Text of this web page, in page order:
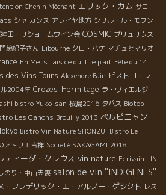
Chenin Méchant エリック・カム サロ
シャ カンヌ アレイヤ地方 シリル・ル・モワン
田・リショームワイン会 COSMIC ブリュリウス
門脇紀子さん Libourne クロ・バケ マチュとマリオ
En Mets fais ce qu'il te plait Fête du 14
des Vins Tours Alexendre Bain ビストロ・フ
ル2004年 Crozes-Hermitage ラ・ヴィエルジ
bistro Yuko-san 桜島2016 タパス Biotop
Les Canons Brouilly 2013 ペルピニャン
Bistro Vin Nature SHONZUI Bistro Le
アトリエ吉祥 Société SAKAGAMI 2018
ティーダ・クレウス vin nature Ecrivain LIN
のり・中山夫妻 salon de vin ''INDIGENES''
・フレデリック・エ・アルノー・ゲシクト レス